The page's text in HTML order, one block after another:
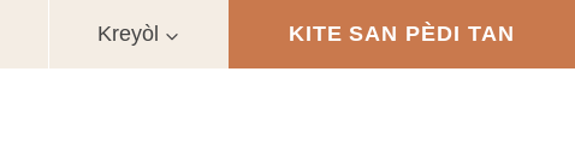
Kreyòl KITE SAN PÈDI TAN